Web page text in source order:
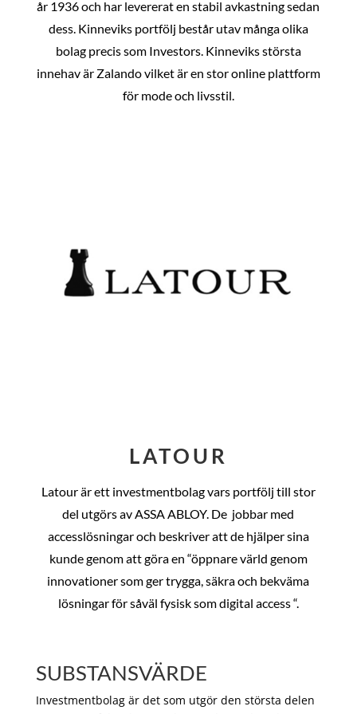
år 1936 och har levererat en stabil avkastning sedan
dess. Kinneviks portfölj består utav många olika
bolag precis som Investors. Kinneviks största
innehav är Zalando vilket är en stor online plattform
för mode och livsstil.
LATOUR
Latour är ett investmentbolag vars portfölj till stor
del utgörs av ASSA ABLOY. De jobbar med
accesslösningar och beskriver att de hjälper sina
kunde genom att göra en “öppnare värld genom
innovationer som ger trygga, säkra och bekväma
lösningar för såväl fysisk som digital access “.
SUBSTANSVÄRDE
Investmentbolag är det som utgör den största delen